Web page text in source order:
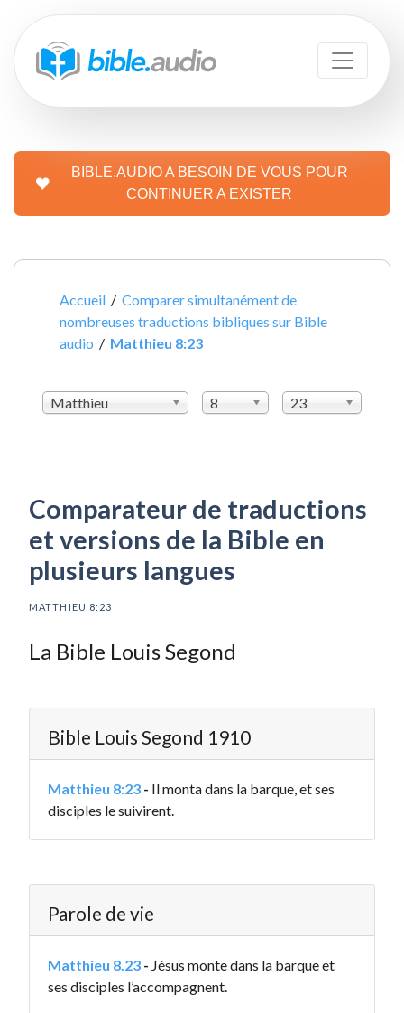
BIBLE.AUDIO A BESOIN DE VOUS POUR
CONTINUER A EXISTER
Accueil /Comparer simultanément de
nombreuses traductions bibliques sur Bible
audio / Matthieu 8:23
Matthieu 8 23
Comparateur de traductions
et versions de la Bible en
plusieurs langues
MATTHIEU 8:23
La Bible Louis Segond
Bible Louis Segond 1910
Matthieu 8:23 - Il monta dans la barque, et ses
disciples le suivirent.
Parole de vie
Matthieu 8.23 - Jésus monte dans la barque et
ses disciples l’accompagnent.